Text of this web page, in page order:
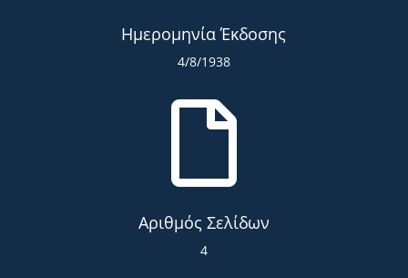
Ημερομηνία Έκδοσης
4/8/1938

Αριθμός Σελίδων
4